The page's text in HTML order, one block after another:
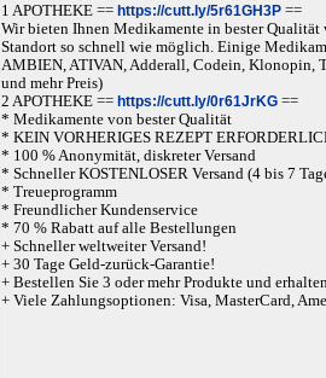
1 APOTHEKE == https://cutt.ly/5r61GH3P ==
Wir bieten Ihnen Medikamente in bester
Standort so schnell wie möglich. Einige
AMBIEN, ATIVAN, Adderall, Codein, Klonopin,
und mehr Preis)
2 APOTHEKE == https://cutt.ly/0r61JrKG ==
* Medikamente von bester Qualität
* KEIN VORHERIGES REZEPT
* 100 % Anonymität, diskreter Versand
* Schneller KOSTENLOSER Versand (4 bis 7
* Treueprogramm
* Freundlicher Kundenservice
* 70 % Rabatt auf alle Bestellungen
+ Schneller weltweiter Versand!
+ 30 Tage Geld-zurück-Garantie!
+ Bestellen Sie 3 oder mehr Produkte und
+ Viele Zahlungsoptionen: Visa, MasterCard,